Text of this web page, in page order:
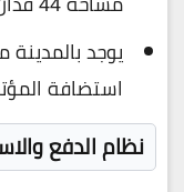
يوجد
استضافة
نظام الدفع